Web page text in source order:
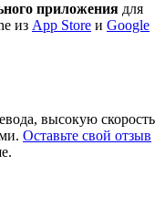
приложения для
из App Store и Google
высокую скорость
Оставьте свой отзыв